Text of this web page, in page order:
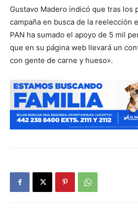
Gustavo Madero indicó que tras los
campaña en busca de la reelección
PAN ha sumado el apoyo de 5 mil
que en su página web llevará un
con gente de carne y hueso».